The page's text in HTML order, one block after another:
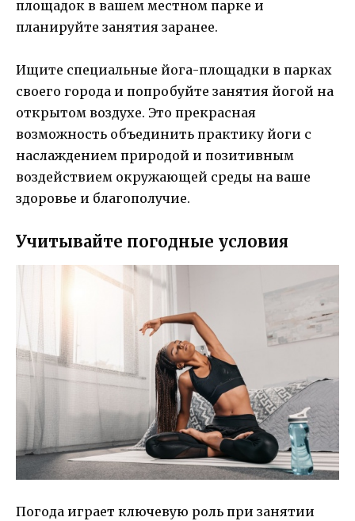
площадок в вашем местном парке и
планируйте занятия заранее.
Ищите специальные йога-площадки в парках
своего города и попробуйте занятия йогой на
открытом воздухе. Это прекрасная
возможность объединить практику йоги с
наслаждением природой и позитивным
воздействием окружающей среды на ваше
здоровье и благополучие.
Учитывайте погодные условия
Погода играет ключевую роль при занятии